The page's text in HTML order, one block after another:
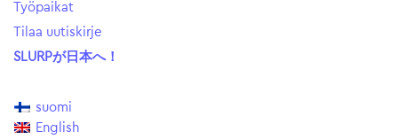
Työpaikat
Tilaa uutiskirje
SLURPが日本へ！
suomi
English